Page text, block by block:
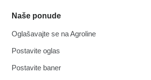
Naše ponude
Oglašavajte se na Agroline
Postavite oglas
Postavite baner